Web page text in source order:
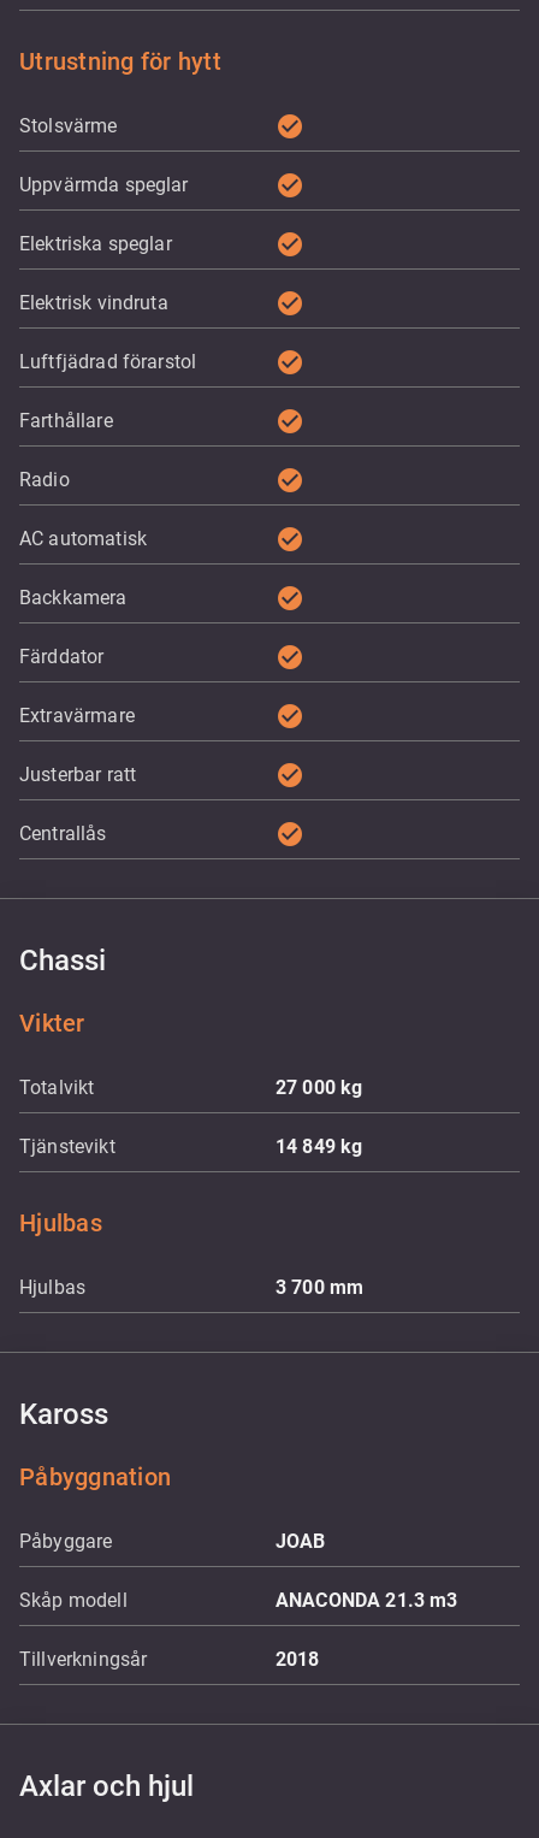
Utrustning för hytt
Stolsvärme check_circle
Uppvärmda speglar check_circle
Elektriska speglar check_circle
Elektrisk vindruta check_circle
Luftfjädrad förarstol check_circle
Farthållare check_circle
Radio check_circle
AC automatisk check_circle
Backkamera check_circle
Färddator check_circle
Extravärmare check_circle
Justerbar ratt check_circle
Centrallås check_circle
Chassi
Vikter
Totalvikt 27 000kg
Tjänstevikt 14 849kg
Hjulbas
Hjulbas 3 700 mm
Kaross
Påbyggnation
Påbyggare JOAB
Skåp modell ANACONDA 21.3 m3
Tillverkningsår 2018
Axlar och hjul